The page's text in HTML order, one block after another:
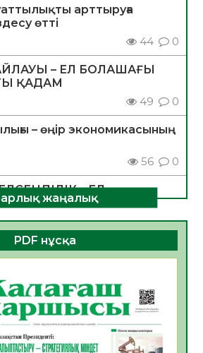
арттыруға
өтті
44 0
– ЕЛ БОЛАШАҒЫ
ҚАДАМ
49 0
– өңір экономикасының
56 0
– ЕЛ
54 0
– БОЛАШАҚҚА
ТАҢДАУ
қарсы иммундау
58
жаңалық
PDF нұсқа